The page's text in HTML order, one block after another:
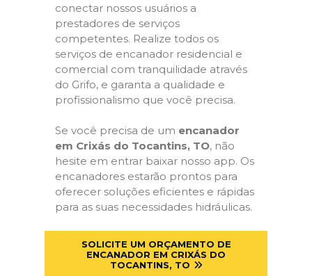
conectar nossos usuários a
prestadores de serviços
competentes. Realize todos os
serviços de encanador residencial e
comercial com tranquilidade através
do Grifo, e garanta a qualidade e
profissionalismo que você precisa.
Se você precisa de um encanador
em Crixás do Tocantins, TO, não
hesite em entrar baixar nosso app. Os
encanadores estarão prontos para
oferecer soluções eficientes e rápidas
para as suas necessidades hidráulicas.
SOLICITE UM ORÇAMENTO DE
ENCANADOR EM CRIXÁS DO
TOCANTINS, TO